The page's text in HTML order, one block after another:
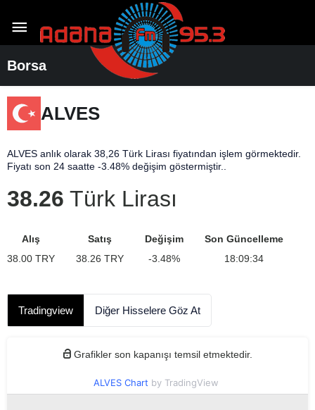
Borsa
ALVES
ALVES anlık olarak 38,26 Türk Lirası fiyatından işlem görmektedir.
Fiyatı son 24 saatte -3.48% değişim göstermiştir..
38.26 Türk Lirası
Alış
38.00 TRY
Satış
38.26 TRY
Değişim
-3.48%
Son Güncelleme
18:09:34
Tradingview Diğer Hisselere Göz At
Grafikler son kapanışı temsil etmektedir.
ALVES Chart by TradingView